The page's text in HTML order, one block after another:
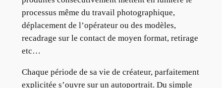
processus même du travail photographique,
déplacement de l’opérateur ou des modèles,
recadrage sur le contact de moyen format, retirage
etc…
Chaque période de sa vie de créateur, parfaitement
explicitée s’ouvre sur un autoportrait. Du simple